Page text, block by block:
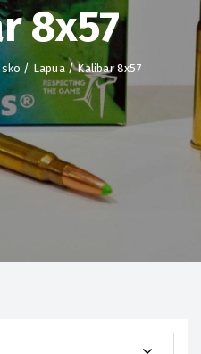
8x57
/ Lapua/ Kalibar 8x57